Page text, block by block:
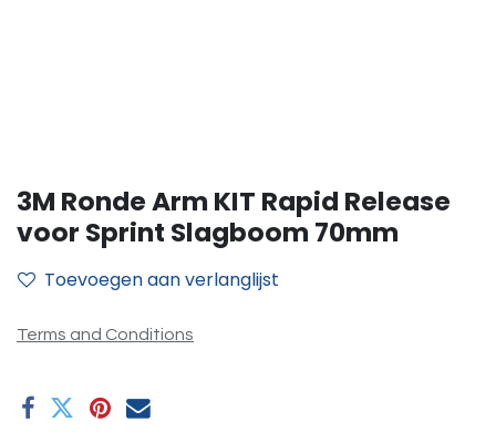
3M Ronde Arm KIT Rapid Release
voor Sprint Slagboom 70mm
Toevoegen aan verlanglijst
Terms and Conditions